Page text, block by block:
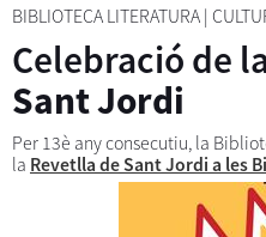
BIBLIOTECA LITERATURA |
Celebració de
Sant Jordi
Per 13è any consecutiu, la
la Revetlla de Sant Jordi a les